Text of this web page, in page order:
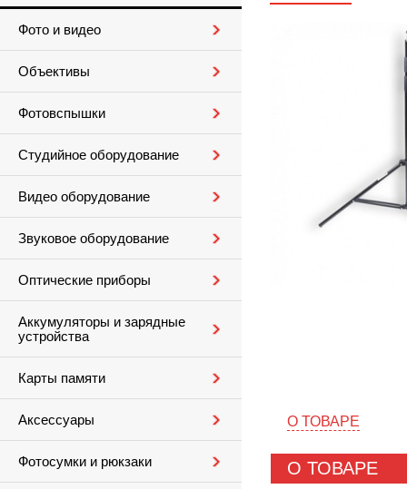
Фото и видео
Объективы
Фотовспышки
Студийное оборудование
Видео оборудование
Звуковое оборудование
Оптические приборы
Аккумуляторы и зарядные
устройства
Карты памяти
Аксессуары
Фотосумки и рюкзаки
О ТОВАРЕ
О ТОВАРЕ